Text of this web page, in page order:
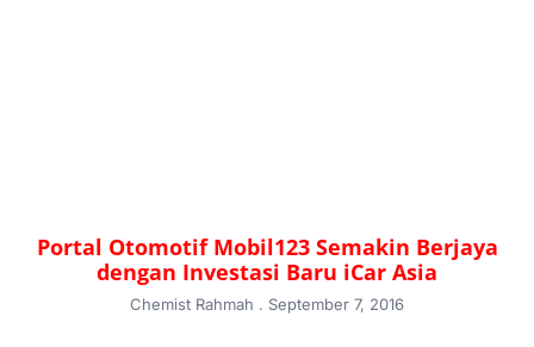
Portal Otomotif Mobil123 Semakin Berjaya
dengan Investasi Baru iCar Asia
Chemist Rahmah September 7, 2016